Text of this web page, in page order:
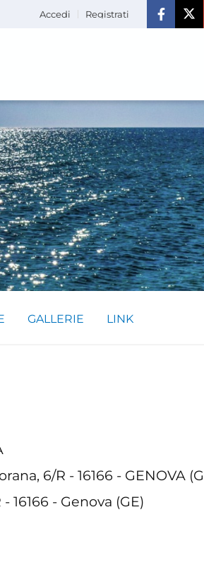
Accedi Registrati
GALLERIE LINK
6/R - 16166 - GENOVA
16166 - Genova (GE)
Menù
LA VITA
PROGETTI